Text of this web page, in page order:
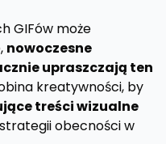
GIFów może
nowoczesne
upraszczają ten
kreatywności, by
treści wizualne
obecności w